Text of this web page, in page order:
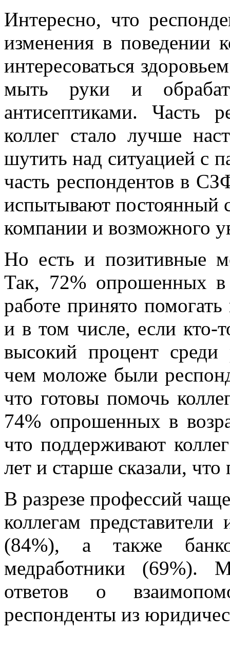
Интересно, что
изменения в поведении
интересоваться
мыть руки и
антисептиками. Часть
коллег стало лучше
шутить над ситуацией с
часть респондентов в
испытывают постоянный
компании и возможного
Но есть и позитивные
Так, 72% опрошенных
работе принято
и в том числе, если кто-
высокий процент
чем моложе были
что готовы помочь
74% опрошенных в
что поддерживают
лет и старше сказали,
В разрезе профессий
коллегам
(84%), а также
медработники (69%).
ответов о
респонденты из